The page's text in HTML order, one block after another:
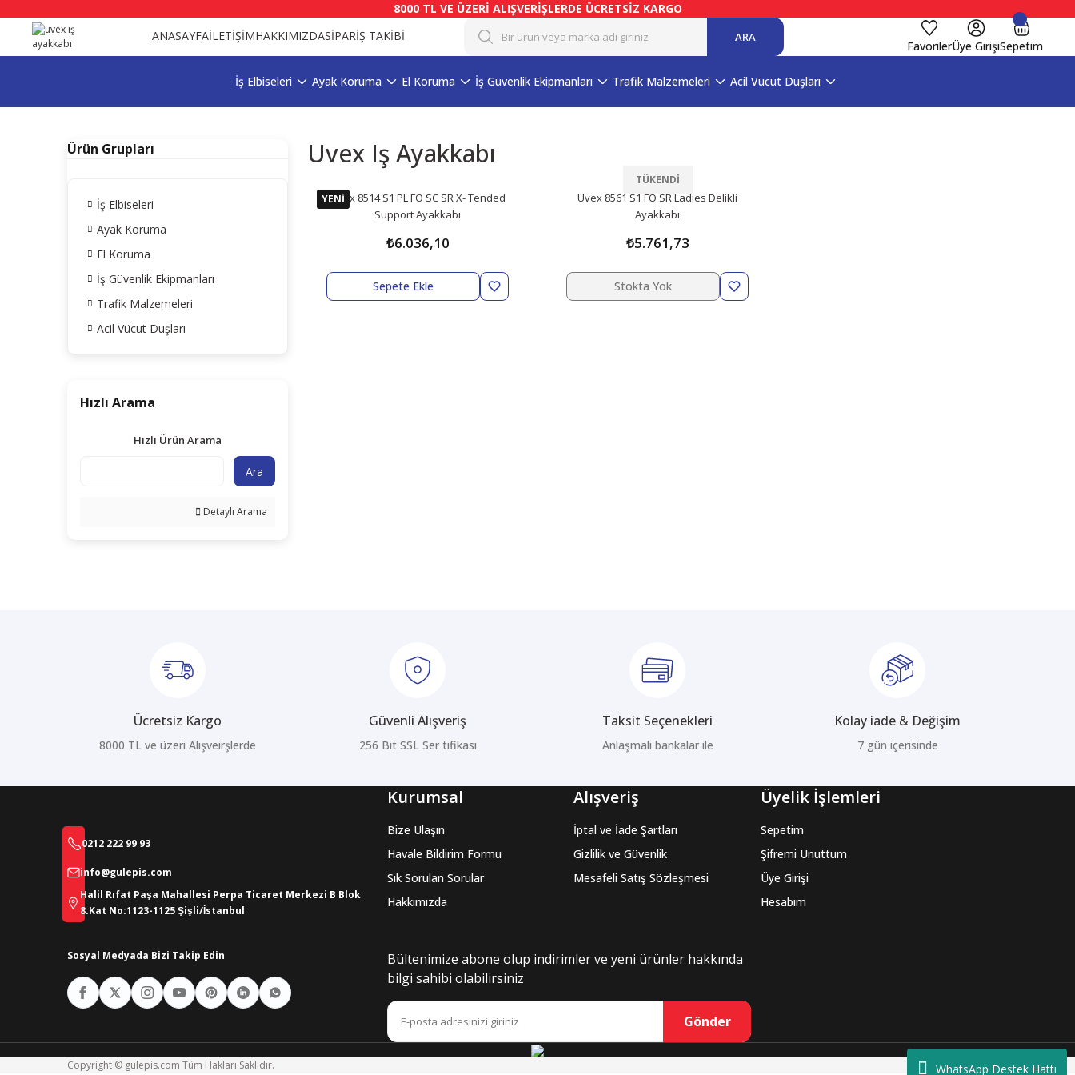
WhatsApp Destek Hattı
8000 TL VE ÜZERİ ALIŞVERİŞLERDE ÜCRETSİZ KARGO
ANASAYFAİLETİŞİMHAKKIMIZDASİPARİŞ TAKİBİ ARA
FavorilerÜye GirişiSepetim
İş Elbiseleri Ayak Koruma El Koruma İş Güvenlik Ekipmanları Trafik Malzemeleri Acil Vücut Duşları
Ürün Grupları
İş Elbiseleri
Ayak Koruma
El Koruma
İş Güvenlik Ekipmanları
Trafik Malzemeleri
Acil Vücut Duşları
Hızlı Arama
Hızlı Ürün Arama
Ara
Detaylı Arama
Uvex Iş Ayakkabı
YENİ
Uvex 8514 S1 PL FO SC SR X- Tended
Support Ayakkabı
₺6.036,10
Sepete Ekle
TÜKENDİ
Uvex 8561 S1 FO SR Ladies Delikli
Ayakkabı
₺5.761,73
Stokta Yok
Ücretsiz Kargo
8000 TL ve üzeri Alışveirşlerde
Güvenli Alışveriş
256 Bit SSL Ser tifikası
Taksit Seçenekleri
Anlaşmalı bankalar ile
Kolay iade & Değişim
7 gün içerisinde
0212 222 99 93
info@gulepis.com
Halil Rıfat Paşa Mahallesi Perpa Ticaret Merkezi B Blok
8.Kat No:1123-1125 Şişli/İstanbul
Sosyal Medyada Bizi Takip Edin
Kurumsal
Bize Ulaşın
Havale Bildirim Formu
Sık Sorulan Sorular
Hakkımızda
Alışveriş
İptal ve İade Şartları
Gizlilik ve Güvenlik
Mesafeli Satış Sözleşmesi
Üyelik İşlemleri
Sepetim
Şifremi Unuttum
Üye Girişi
Hesabım
Bültenimize abone olup indirimler ve yeni ürünler hakkında
bilgi sahibi olabilirsiniz
Gönder
Copyright © gulepis.com Tüm Hakları Saklıdır.